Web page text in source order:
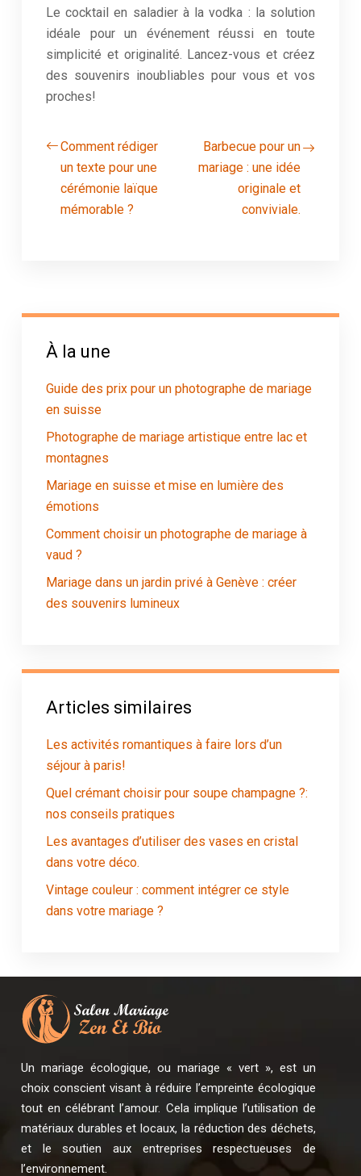
Le cocktail en saladier à la vodka : la solution
idéale pour un événement réussi en toute
simplicité et originalité. Lancez-vous et créez
des souvenirs inoubliables pour vous et vos
proches!
Comment rédiger
un texte pour une
cérémonie laïque
mémorable ?
Barbecue pour un
mariage : une idée
originale et
conviviale.
À la une
Guide des prix pour un photographe de mariage
en suisse
Photographe de mariage artistique entre lac et
montagnes
Mariage en suisse et mise en lumière des
émotions
Comment choisir un photographe de mariage à
vaud ?
Mariage dans un jardin privé à Genève : créer
des souvenirs lumineux
Articles similaires
Les activités romantiques à faire lors d’un
séjour à paris!
Quel crémant choisir pour soupe champagne ?:
nos conseils pratiques
Les avantages d’utiliser des vases en cristal
dans votre déco.
Vintage couleur : comment intégrer ce style
dans votre mariage ?
Un mariage écologique, ou mariage « vert », est un
choix conscient visant à réduire l’empreinte écologique
tout en célébrant l’amour. Cela implique l’utilisation de
matériaux durables et locaux, la réduction des déchets,
et le soutien aux entreprises respectueuses de
l’environnement.